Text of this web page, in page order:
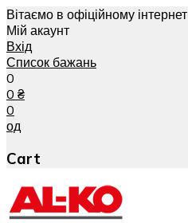
Вітаємо в офіційному
Мій акаунт
Вхід
Список бажань
0
0 ₴
0
од
Cart